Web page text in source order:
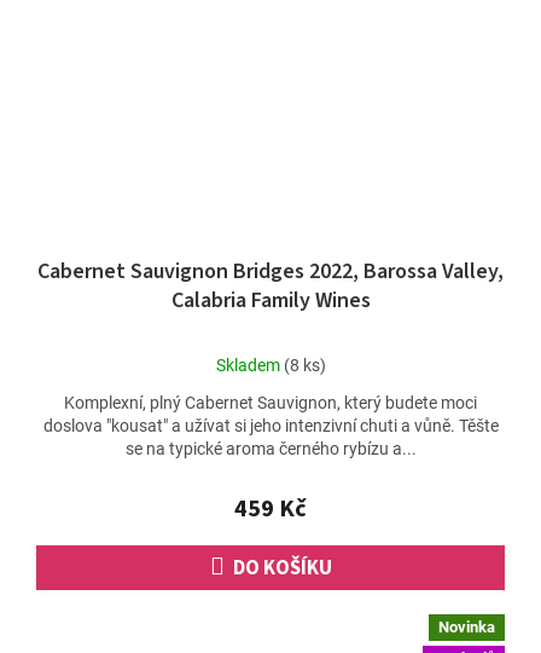
Cabernet Sauvignon Bridges 2022, Barossa Valley,
Calabria Family Wines
Průměrné
produktu
je
5,0
5
hvězdiček.
Skladem (8 ks)
459 Kč
DO KOŠÍKU
Komplexní, plný Cabernet Sauvignon, který budete moci
doslova "kousat" a užívat si jeho intenzivní chuti a vůně. Těšte
se na typické aroma černého rybízu a...
Novinka